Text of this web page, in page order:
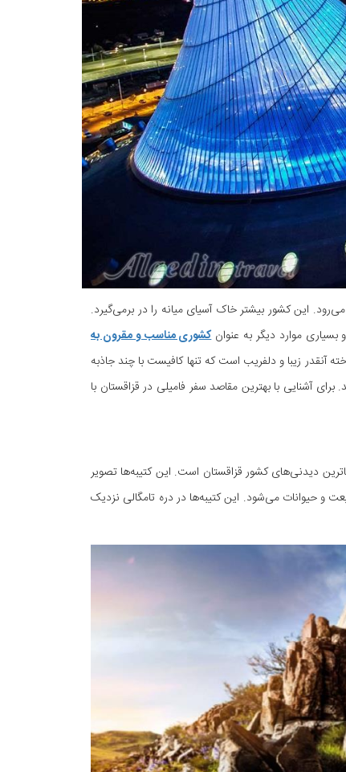
این کشور بیشتر خاک آسیای میانه را در برمی‌گیرد.
بسیاری موارد دیگر به عنوانکشوری مناسب و مقرون به
زیبا و دلفریب است که تنها کافیست با چند جاذبه
آشنایی با بهترین مقاصد سفر فامیلی در قزاقستان با
یکی از زیباترین دیدنی‌های کشور قزاقستان است. این کتیبه‌ها تصویر
و حیوانات می‌شود. این کتیبه‌ها در دره تامگالی نزدیک